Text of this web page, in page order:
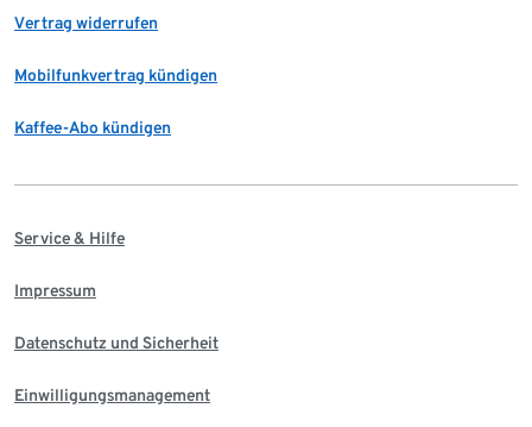
Vertrag widerrufen
Mobilfunkvertrag kündigen
Kaffee-Abo kündigen
Service & Hilfe
Impressum
Datenschutz und Sicherheit
Einwilligungsmanagement